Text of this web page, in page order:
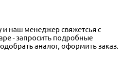
наш менеджер свяжетсья с
- запросить подробные
аналог, оформить заказ.